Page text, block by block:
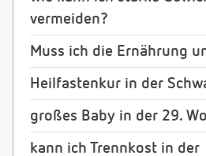
vermeiden?
Muss ich die Ernährung
Heilfastenkur in der
großes Baby in der 29.
kann ich Trennkost in der